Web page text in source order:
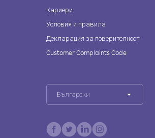
Кариери
Условия и правила
Декларация за поверителност
Customer Complaints Code
Български